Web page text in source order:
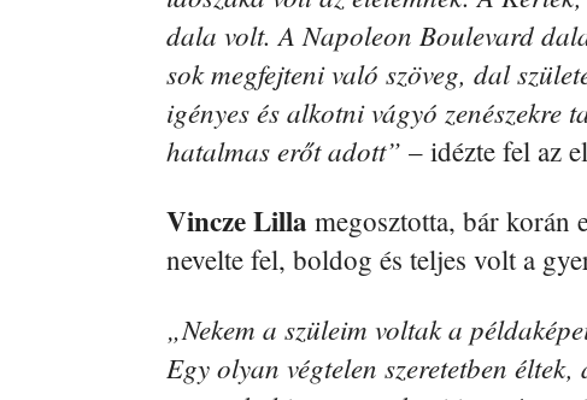
dala volt. A Napoleon Boulevard
sok megfejteni való szöveg, dal
igényes és alkotni vágyó zenészekre
hatalmas erőt adott” – idézte fel az
Vincze Lilla megosztotta, bár korán
nevelte fel, boldog és teljes volt a
„Nekem a szüleim voltak a
Egy olyan végtelen szeretetben